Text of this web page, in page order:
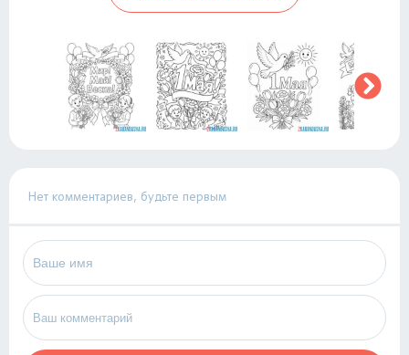
Нет комментариев, будьте первым